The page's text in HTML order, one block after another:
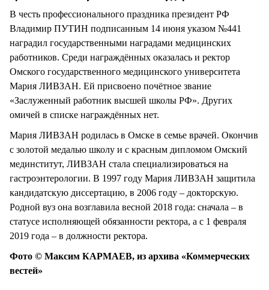
В честь профессионального праздника президент РФ
Владимир ПУТИН подписанным 14 июня указом №441
наградил государственными наградами медицинских
работников. Среди награждённых оказалась и ректор
Омского государственного медицинского университета
Мария ЛИВЗАН. Ей присвоено почётное звание
«Заслуженный работник высшей школы РФ». Других
омичей в списке награждённых нет.
Мария ЛИВЗАН родилась в Омске в семье врачей. Окончив
с золотой медалью школу и с красным дипломом Омский
мединститут, ЛИВЗАН стала специализироваться на
гастроэнтерологии. В 1997 году Мария ЛИВЗАН защитила
кандидатскую диссертацию, в 2006 году – докторскую.
Родной вуз она возглавила весной 2018 года: сначала – в
статусе исполняющей обязанности ректора, а с 1 февраля
2019 года – в должности ректора.
Фото © Максим КАРМАЕВ, из архива «Коммерческих
вестей»